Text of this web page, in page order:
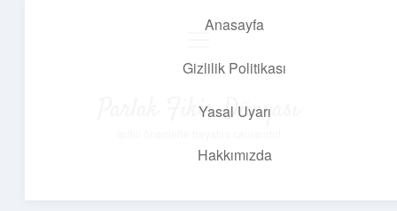
Anasayfa
Gizlilik Politikası
Yasal Uyarı
Hakkımızda
Parlak Fikir Dünyası